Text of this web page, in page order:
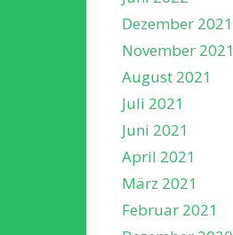
Dezember 2021
November 2021
August 2021
Juli 2021
Juni 2021
April 2021
März 2021
Februar 2021